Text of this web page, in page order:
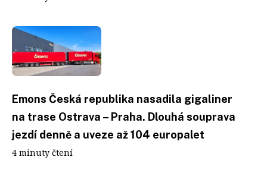
Emons Česká republika nasadila gigaliner
na trase Ostrava – Praha. Dlouhá souprava
jezdí denně a uveze až 104 europalet
4 minuty čtení